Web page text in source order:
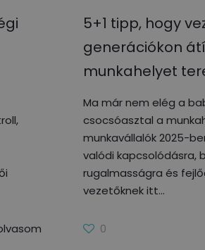
5+1 tipp, hogy
generációkon
munkahelyet
Ma már nem elég a
csocsóasztal a
munkavállalók 2025-
valódi kapcsolódásra,
rugalmasságra és
vezetőknek itt
0